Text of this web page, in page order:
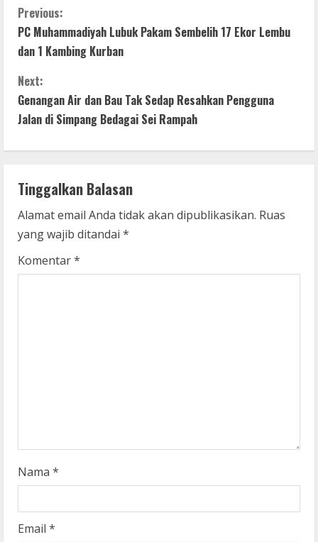
C
o
n
t
u
e
R
e
Previous:
PC Muhammadiyah Lubuk Pakam Sembelih 17 Ekor Lembu
dan 1 Kambing Kurban
Next:
Genangan Air dan Bau Tak Sedap Resahkan Pengguna
Jalan di Simpang Bedagai Sei Rampah
Tinggalkan Balasan
Alamat email Anda tidak akan dipublikasikan. Ruas
yang wajib ditandai *
Komentar*
Nama *
Email *